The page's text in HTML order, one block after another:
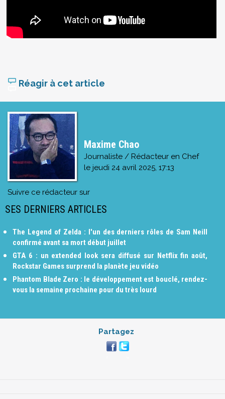
Réagir à cet article
Maxime Chao
Journaliste / Rédacteur en Chef
le jeudi 24 avril 2025, 17:13
Suivre ce rédacteur sur
SES DERNIERS ARTICLES
The Legend of Zelda : l'un des derniers rôles de Sam Neill
confirmé avant sa mort début juillet
GTA 6 : un extended look sera diffusé sur Netflix fin août,
Rockstar Games surprend la planète jeu vidéo
Phantom Blade Zero : le développement est bouclé, rendez-
vous la semaine prochaine pour du très lourd
Partagez